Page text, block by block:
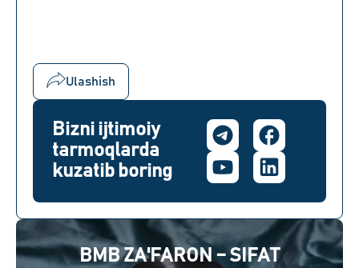
BMB ZA'FARON – SIFAT
Ulashish
Bizni ijtimoiy
tarmoqlarda
kuzatib boring